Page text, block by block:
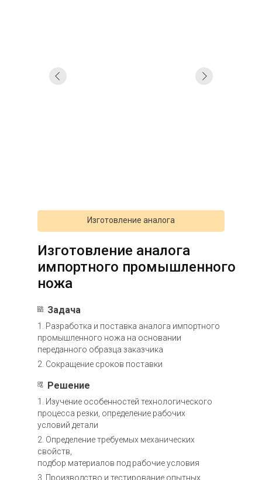
1. Разработка и поставка аналога импортного
промышленного ножа на основании
переданного образца заказчика
Задача
2. Сокращение сроков поставки
Изготовление аналога
импортного промышленного
ножа
Изготовление аналога
1. Изучение особенностей технологического
процесса резки, определение рабочих
условий детали
Решение
2. Определение требуемых механических
свойств,
подбор материалов под рабочие условия
3. Производство и тестирование опытных